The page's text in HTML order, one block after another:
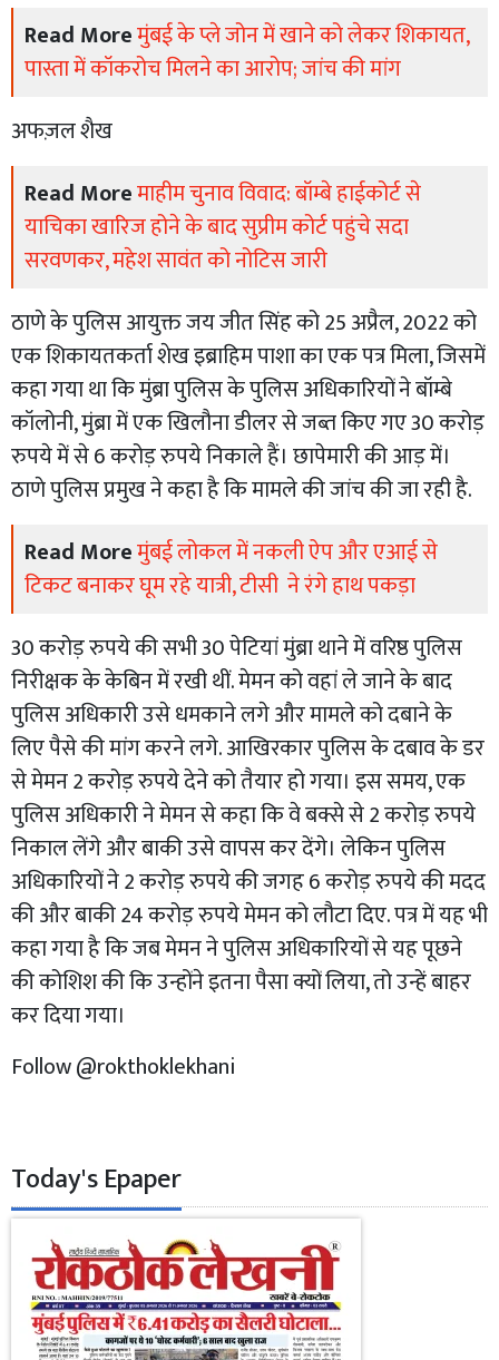
Read Moreमुंबई के प्ले जोन में खाने को लेकर शिकायत,
पास्ता में कॉकरोच मिलने का आरोप; जांच की मांग
अफज़ल शैख
Read Moreमाहीम चुनाव विवाद: बॉम्बे हाईकोर्ट से
याचिका खारिज होने के बाद सुप्रीम कोर्ट पहुंचे सदा
सरवणकर, महेश सावंत को नोटिस जारी
ठाणे के पुलिस आयुक्त जय जीत सिंह को 25 अप्रैल, 2022 को
एक शिकायतकर्ता शेख इब्राहिम पाशा का एक पत्र मिला, जिसमें
कहा गया था कि मुंब्रा पुलिस के पुलिस अधिकारियों ने बॉम्बे
कॉलोनी, मुंब्रा में एक खिलौना डीलर से जब्त किए गए 30 करोड़
रुपये में से 6 करोड़ रुपये निकाले हैं। छापेमारी की आड़ में।
ठाणे पुलिस प्रमुख ने कहा है कि मामले की जांच की जा रही है.
Read Moreमुंबई लोकल में नकली ऐप और एआई से
टिकट बनाकर घूम रहे यात्री, टीसी ने रंगे हाथ पकड़ा
30 करोड़ रुपये की सभी 30 पेटियां मुंब्रा थाने में वरिष्ठ पुलिस
निरीक्षक के केबिन में रखी थीं. मेमन को वहां ले जाने के बाद
पुलिस अधिकारी उसे धमकाने लगे और मामले को दबाने के
लिए पैसे की मांग करने लगे. आखिरकार पुलिस के दबाव के डर
से मेमन 2 करोड़ रुपये देने को तैयार हो गया। इस समय, एक
पुलिस अधिकारी ने मेमन से कहा कि वे बक्से से 2 करोड़ रुपये
निकाल लेंगे और बाकी उसे वापस कर देंगे। लेकिन पुलिस
अधिकारियों ने 2 करोड़ रुपये की जगह 6 करोड़ रुपये की मदद
की और बाकी 24 करोड़ रुपये मेमन को लौटा दिए. पत्र में यह भी
कहा गया है कि जब मेमन ने पुलिस अधिकारियों से यह पूछने
की कोशिश की कि उन्होंने इतना पैसा क्यों लिया, तो उन्हें बाहर
कर दिया गया।
Follow @rokthoklekhani
Today's Epaper